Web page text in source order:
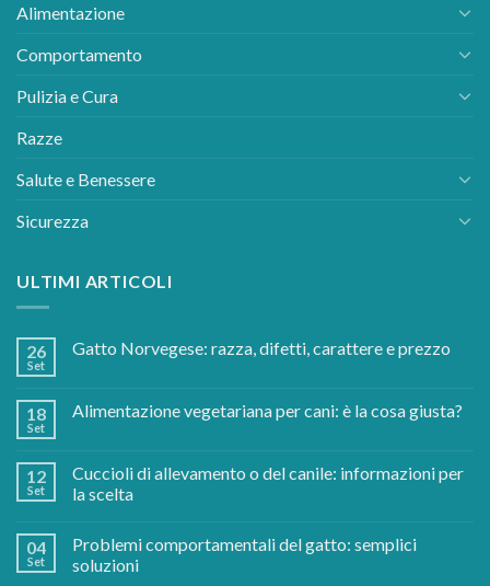
Alimentazione
Comportamento
Pulizia e Cura
Razze
Salute e Benessere
Sicurezza
ULTIMI ARTICOLI
26
Set
Gatto Norvegese: razza, difetti, carattere e prezzo
18
Set
Alimentazione vegetariana per cani: è la cosa giusta?
12
Set
Cuccioli di allevamento o del canile: informazioni per
la scelta
04
Set
Problemi comportamentali del gatto: semplici
soluzioni